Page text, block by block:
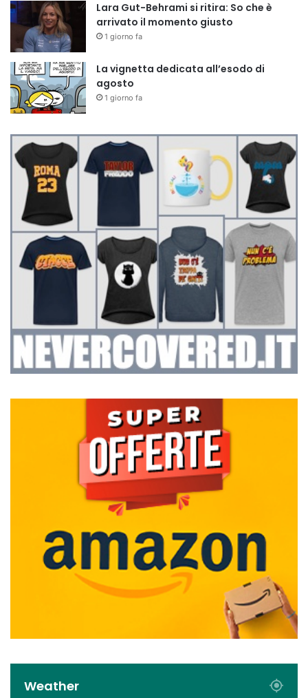
Lara Gut-Behrami si ritira: So che è
arrivato il momento giusto
1 giorno fa
La vignetta dedicata all’esodo di
agosto
1 giorno fa
Weather